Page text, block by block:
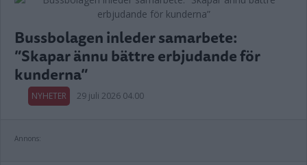
Bussbolagen inleder samarbete:
”Skapar ännu bättre erbjudande för
kunderna”
NYHETER 29 juli 2026 04.00
Annons: